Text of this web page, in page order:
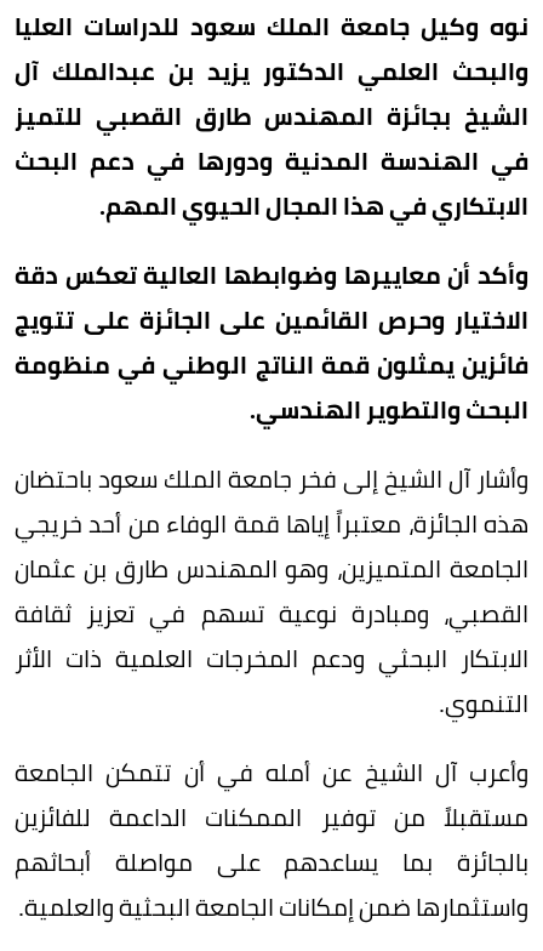
نوه وكيل جامعة الملك سعود للدراسات العليا
والبحث العلمي الدكتور يزيد بن عبدالملك آل
الشيخ بجائزة المهندس طارق القصبي للتميز
في الهندسة المدنية ودورها في دعم البحث
الابتكاري في هذا المجال الحيوي المهم.
وأكد أن معاييرها وضوابطها العالية تعكس دقة
الاختيار وحرص القائمين على الجائزة على تتويج
فائزين يمثلون قمة الناتج الوطني في منظومة
البحث والتطوير الهندسي.
وأشار آل الشيخ إلى فخر جامعة الملك سعود باحتضان
هذه الجائزة، معتبراً إياها قمة الوفاء من أحد خريجي
الجامعة المتميزين، وهو المهندس طارق بن عثمان
القصبي، ومبادرة نوعية تسهم في تعزيز ثقافة
الابتكار البحثي ودعم المخرجات العلمية ذات الأثر
التنموي.
وأعرب آل الشيخ عن أمله في أن تتمكن الجامعة
مستقبلاً من توفير الممكنات الداعمة للفائزين
بالجائزة بما يساعدهم على مواصلة أبحاثهم
واستثمارها ضمن إمكانات الجامعة البحثية والعلمية.